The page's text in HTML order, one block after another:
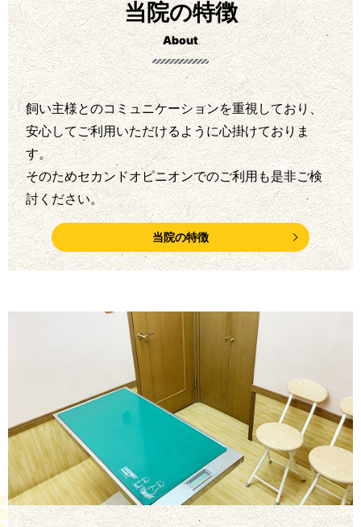
当院の特徴
About
飼い主様とのコミュニケーションを重視しており、
安心してご利用いただけるように心掛けておりま
す。
そのためセカンドオピニオンでのご利用も是非ご検
討ください。
当院の特徴